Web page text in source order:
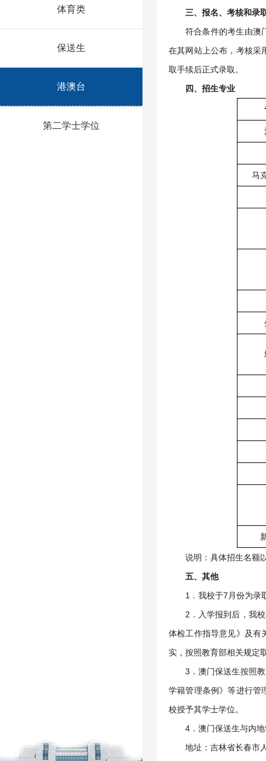
体育类
保送生
港澳台
第二学士学位
三、报名、考核和录
符合条件的考生由澳
在其网站上公布，考核采
取手续后正式录取。
四、招生专业
马
说明：具体招生名额
五、其他
1．我校于7月份为录
2．入学报到后，我
体检工作指导意见》及有
实，按照教育部相关规定
3．澳门保送生按照
学籍管理条例》等进行管
校授予其学士学位。
4．澳门保送生与内
地址：吉林省长春市